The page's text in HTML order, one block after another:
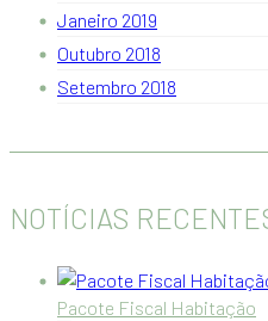
Janeiro 2019
Outubro 2018
Setembro 2018
NOTÍCIAS
Pacote Fiscal Habitação